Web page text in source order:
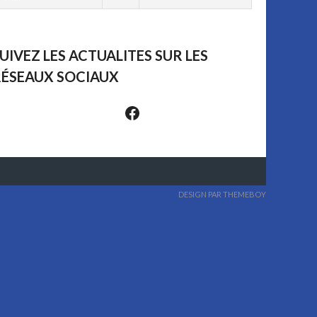
LES ACTUALITES SUR LES
SOCIAUX
Suivez-nous sur les réseaux sociaux
DESIGN PAR THEMEBOY